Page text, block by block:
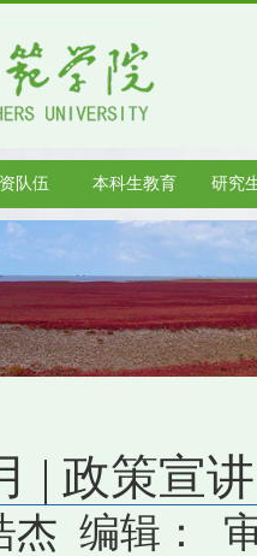
队伍 本科生教育 研究
| 政策宣
杰 编辑：